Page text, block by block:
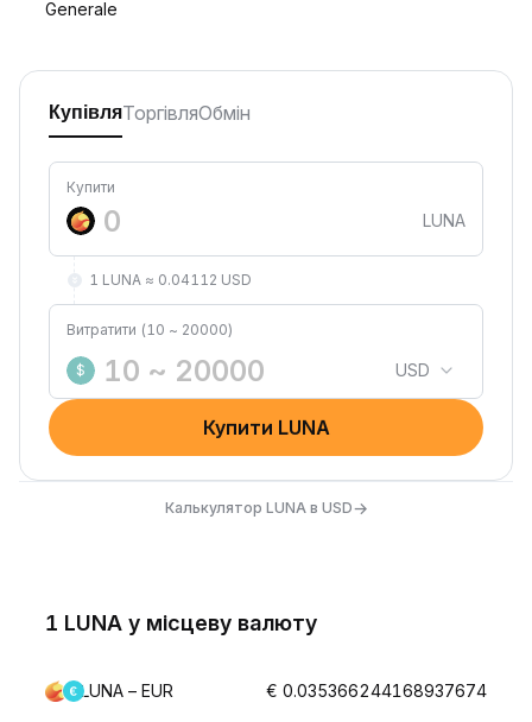
Generale
КупівляТоргівляОбмін
Купити
LUNA
1 LUNA ≈ 0.04112 USD
Витратити (10 ~ 20000)
$ USD
Купити LUNA
Калькулятор LUNA в USD→
1 LUNA у місцеву валюту
LUNA – EUR € 0.035366244168937674